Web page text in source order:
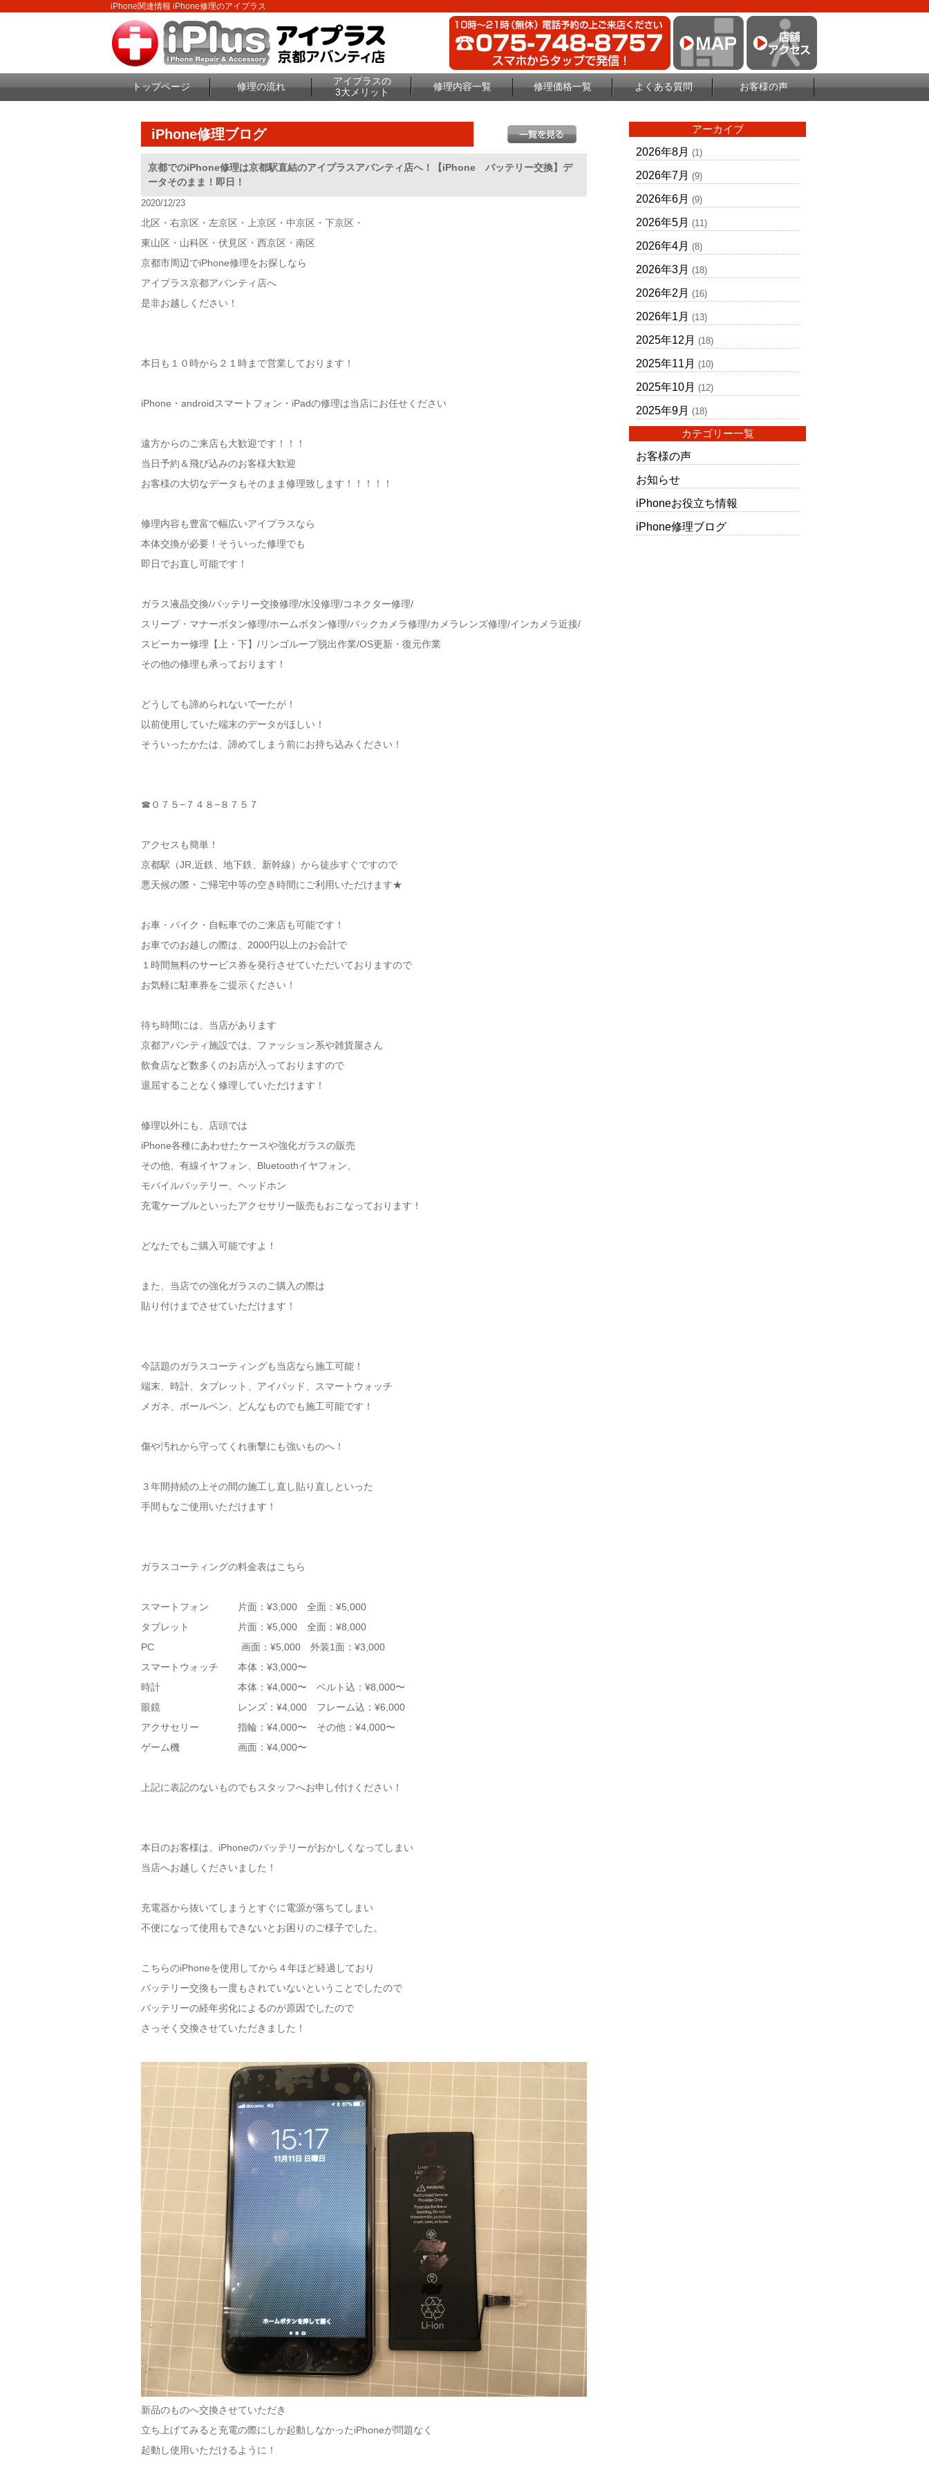
iPhone関連情報 iPhone修理のアイプラス
トップページ 修理の流れ
アイプラスの
3大メリット
修理内容一覧 修理価格一覧 よくある質問 お客様の声
iPhone修理ブログ
京都でのiPhone修理は京都駅直結のアイプラスアバンティ店へ！【iPhone バッテリー交換】デ
ータそのまま！即日！
2020/12/23
北区・右京区・左京区・上京区・中京区・下京区・
東山区・山科区・伏見区・西京区・南区
京都市周辺でiPhone修理をお探しなら
アイプラス京都アバンティ店へ
是非お越しください！
本日も１０時から２１時まで営業しております！
iPhone・androidスマートフォン・iPadの修理は当店にお任せください
遠方からのご来店も大歓迎です！！！
当日予約＆飛び込みのお客様大歓迎
お客様の大切なデータもそのまま修理致します！！！！！
修理内容も豊富で幅広いアイプラスなら
本体交換が必要！そういった修理でも
即日でお直し可能です！
ガラス液晶交換/バッテリー交換修理/水没修理/コネクター修理/
スリープ・マナーボタン修理/ホームボタン修理/バックカメラ修理/カメラレンズ修理/インカメラ近接/
スピーカー修理【上・下】/リンゴループ脱出作業/OS更新・復元作業
その他の修理も承っております！
どうしても諦められないでーたが！
以前使用していた端末のデータがほしい！
そういったかたは、諦めてしまう前にお持ち込みください！
☎︎０７５−７４８−８７５７
アクセスも簡単！
京都駅（JR,近鉄、地下鉄、新幹線）から徒歩すぐですので
悪天候の際・ご帰宅中等の空き時間にご利用いただけます★
お車・バイク・自転車でのご来店も可能です！
お車でのお越しの際は、2000円以上のお会計で
１時間無料のサービス券を発行させていただいておりますので
お気軽に駐車券をご提示ください！
待ち時間には、当店があります
京都アバンティ施設では、ファッション系や雑貨屋さん
飲食店など数多くのお店が入っておりますので
退屈することなく修理していただけます！
修理以外にも、店頭では
iPhone各種にあわせたケースや強化ガラスの販売
その他、有線イヤフォン、Bluetoothイヤフォン、
モバイルバッテリー、ヘッドホン
充電ケーブルといったアクセサリー販売もおこなっております！
どなたでもご購入可能ですよ！
また、当店での強化ガラスのご購入の際は
貼り付けまでさせていただけます！
今話題のガラスコーティングも当店なら施工可能！
端末、時計、タブレット、アイパッド、スマートウォッチ
メガネ、ボールペン、どんなものでも施工可能です！
傷や汚れから守ってくれ衝撃にも強いものへ！
３年間持続の上その間の施工し直し貼り直しといった
手間もなご使用いただけます！
ガラスコーティングの料金表はこちら
スマートフォン 片面：¥3,000 全面：¥5,000
タブレット 片面：¥5,000 全面：¥8,000
PC 画面：¥5,000 外装1面：¥3,000
スマートウォッチ 本体：¥3,000〜
時計 本体：¥4,000〜 ベルト込：¥8,000〜
眼鏡 レンズ：¥4,000 フレーム込：¥6,000
アクサセリー 指輪：¥4,000〜 その他：¥4,000〜
ゲーム機 画面：¥4,000〜
上記に表記のないものでもスタッフへお申し付けください！
本日のお客様は、iPhoneのバッテリーがおかしくなってしまい
当店へお越しくださいました！
充電器から抜いてしまうとすぐに電源が落ちてしまい
不便になって使用もできないとお困りのご様子でした。
こちらのiPhoneを使用してから４年ほど経過しており
バッテリー交換も一度もされていないということでしたので
バッテリーの経年劣化によるのが原因でしたので
さっそく交換させていただきました！
新品のものへ交換させていただき
立ち上げてみると充電の際にしか起動しなかったiPhoneが問題なく
起動し使用いただけるように！
アーカイブ
2026年8月 (1)
2026年7月 (9)
2026年6月 (9)
2026年5月 (11)
2026年4月 (8)
2026年3月 (18)
2026年2月 (16)
2026年1月 (13)
2025年12月 (18)
2025年11月 (10)
2025年10月 (12)
2025年9月 (18)
カテゴリー一覧
お客様の声
お知らせ
iPhoneお役立ち情報
iPhone修理ブログ